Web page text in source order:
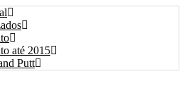
até 2015
Putt